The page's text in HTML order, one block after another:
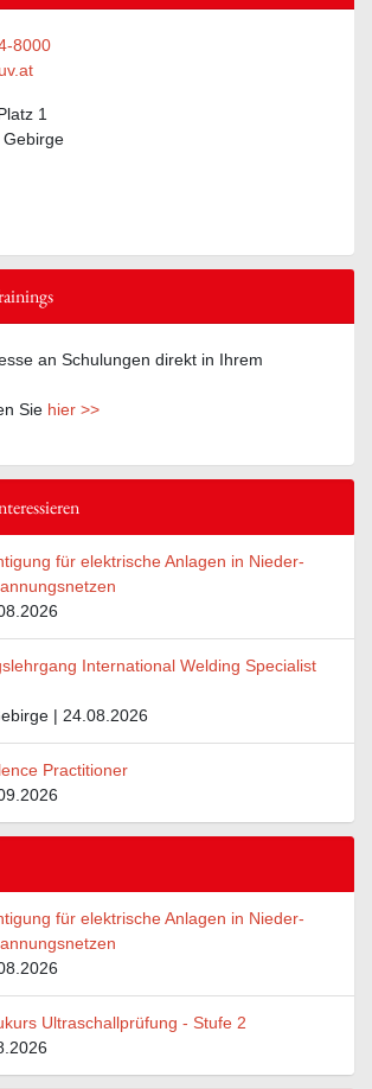
8000
1
an Schulungen direkt in Ihrem
Sie hier >>
für elektrische Anlagen in Nieder-
International Welding Specialist
| 24.08.2026
Practitioner
für elektrische Anlagen in Nieder-
Ultraschallprüfung - Stufe 2